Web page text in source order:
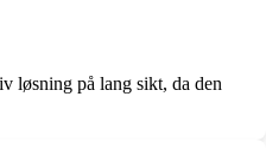
løsning på lang sikt, da den